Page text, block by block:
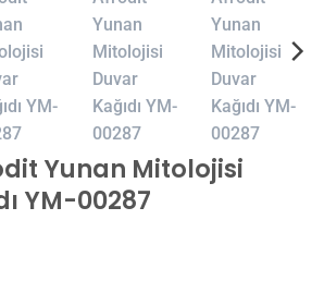
Yunan Mitolojisi
YM-00287